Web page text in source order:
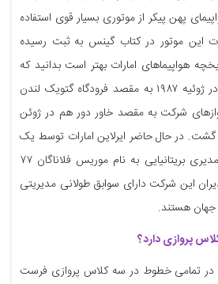
هواپیمای پهن پیکر از موتوری بسیار قوی استفاده
این موتور در کتاب گینس به ثبت رسیده
هواپیماهای امارات بهتر است بدانید که
اولین پرواز اروپایی امارات در ژوئیه ۱۹۸۷ به مقصد فرودگاه گتویک لندن
شرکت به مقصد خاور دور هم ‏در ژوئن
آغاز گشت. در حال حاضر ایرلاین امارات توسط یک
گروه خارجی به سرپرستی مدیری بریتانیایی به نام موریس ‏فلاناگان ۷۷
این شرکت دارای سوابق طولانی مدیریتی
‏هستند.
پروازی دارد؟
در تمامی خطوط در سه کلاس پروازی فرست